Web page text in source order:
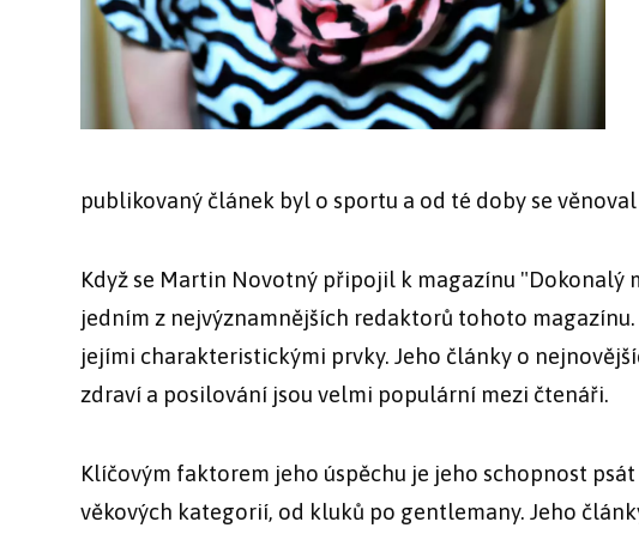
publikovaný článek byl o sportu a od té doby se
Když se Martin Novotný připojil k magazínu "Dokonalý
jedním z nejvýznamnějších redaktorů tohoto
jejími charakteristickými prvky. Jeho články o
zdraví a posilování jsou velmi populární mezi čtenáři.
Klíčovým faktorem jeho úspěchu je jeho schopnost
věkových kategorií, od kluků po gentlemany. Jeho